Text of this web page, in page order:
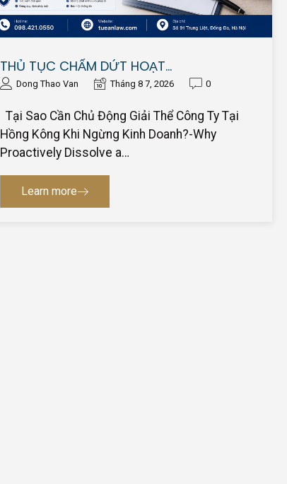
THỦ TỤC CHẤM DỨT HOẠT…
Dong Thao Van Tháng 8 7, 2026 0
Tại Sao Cần Chủ Động Giải Thể Công Ty Tại
Hồng Kông Khi Ngừng Kinh Doanh?-Why
Proactively Dissolve a…
Learn more